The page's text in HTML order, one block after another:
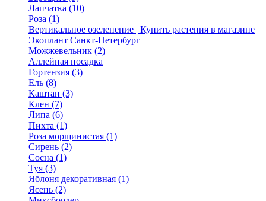
Лапчатка (10)
Роза (1)
Вертикальное озеленение | Купить растения в магазине
Экоплант Санкт-Петербург
Можжевельник (2)
Аллейная посадка
Гортензия (3)
Ель (8)
Каштан (3)
Клен (7)
Липа (6)
Пихта (1)
Роза морщинистая (1)
Сирень (2)
Сосна (1)
Туя (3)
Яблоня декоративная (1)
Ясень (2)